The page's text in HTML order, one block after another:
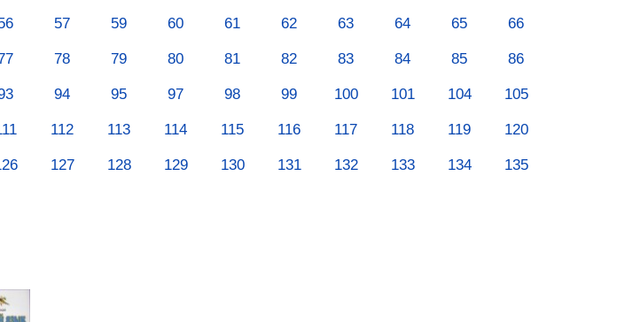
57 59 60 61 62 63 64 65 66
78 79 80 81 82 83 84 85 86
94 95 97 98 99 100 101 104 105
112 113 114 115 116 117 118 119 120
127 128 129 130 131 132 133 134 135